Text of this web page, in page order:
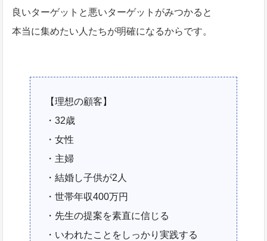
良いターゲットと悪いターゲットがみつかると
本当に集めたい人たちが明確になるからです。
【理想の顧客】
・32歳
・女性
・主婦
・結婚し子供が2人
・世帯年収400万円
・先生の提案を素直に信じる
・いわれたことをしっかり実践する